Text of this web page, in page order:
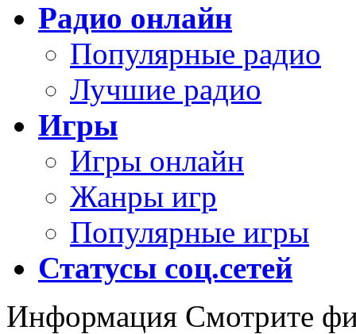
Радио онлайн
Популярные радио
Лучшие радио
Игры
Игры онлайн
Жанры игр
Популярные игры
Статусы соц.сетей
Информация Смотрите